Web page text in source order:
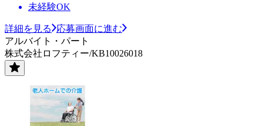
未経験OK
詳細を見る
応募画面に進む
アルバイト・パート
株式会社ロフティー/KB10026018